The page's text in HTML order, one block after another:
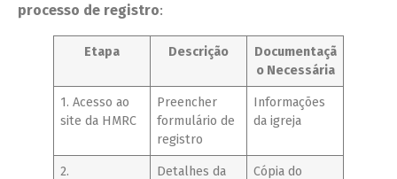
processo de registro:
Etapa Descrição
Documentaçã
o Necessária
1. Acesso ao
site da HMRC
Preencher
formulário de
registro
Informações
da igreja
2.
Detalhes da
Cópia do